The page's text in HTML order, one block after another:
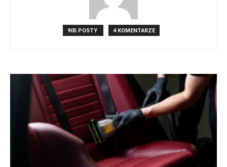
905 POSTY 4 KOMENTARZE